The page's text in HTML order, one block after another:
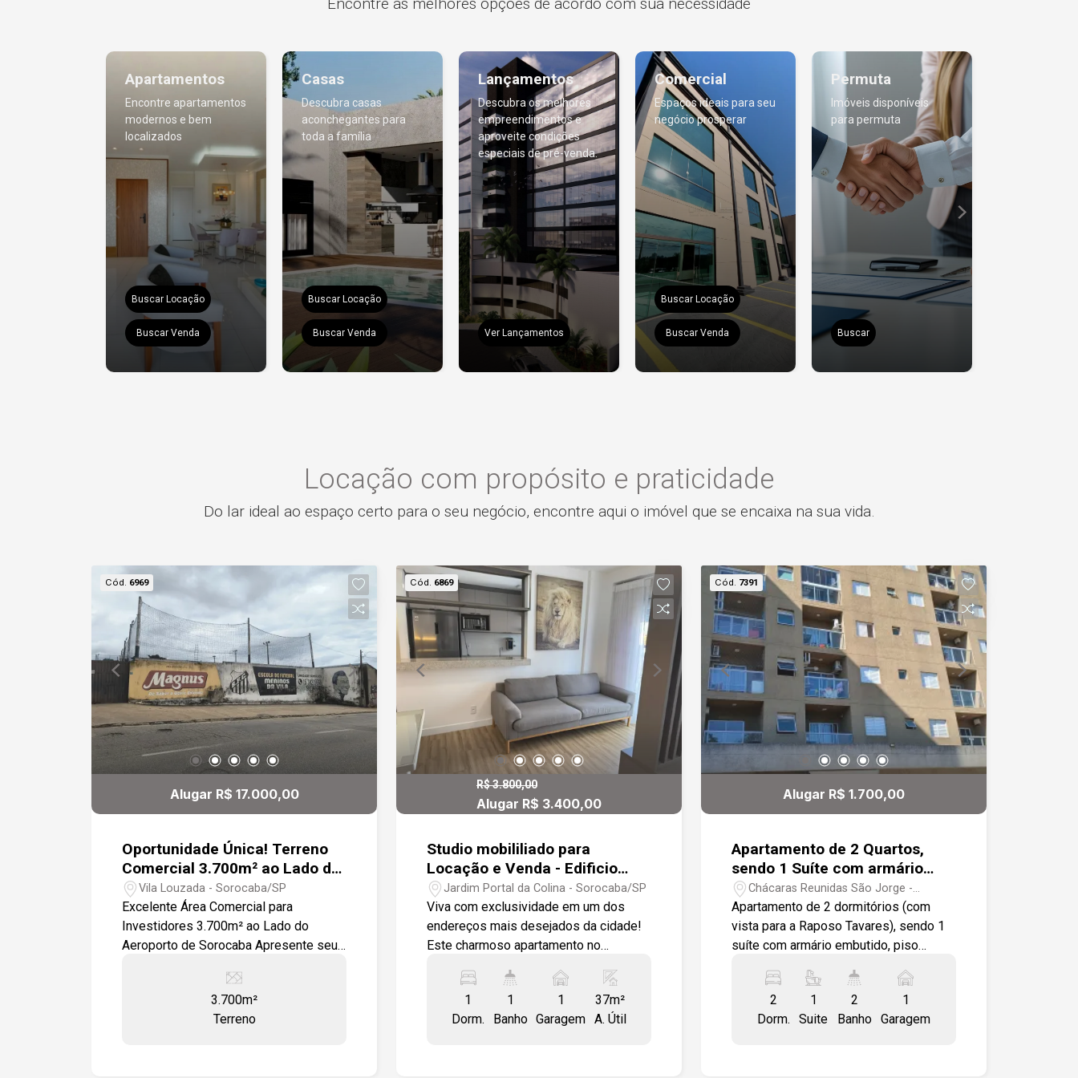
Encontre as melhores opções de acordo com sua necessidade
Apartamentos
Encontre apartamentos
modernos e bem
localizados
Buscar Locação
Buscar Venda
Casas
Descubra casas
aconchegantes para
toda a família
Buscar Locação
Buscar Venda
Lançamentos
Descubra os melhores
empreendimentos e
aproveite condições
especiais de pré-venda.
Ver Lançamentos
Comercial
Espaços ideais para seu
negócio prosperar
Buscar Locação
Buscar Venda
Permuta
Imóveis disponíveis
para permuta
Buscar
Locação com propósito e praticidade
Do lar ideal ao espaço certo para o seu negócio, encontre aqui o imóvel que se encaixa na sua vida.
Cód. 6969
Alugar R$ 17.000,00
Oportunidade Única! Terreno
Comercial 3.700m² ao Lado do
Aeroporto
Vila Louzada - Sorocaba/SP
Excelente Área Comercial para
Investidores 3.700m² ao Lado do
Aeroporto de Sorocaba Apresente seu
comercial com 3.700m², localizado em
região de alto crescimento e
valorização, ao lado do Aeroporto de
3.700m²
Terreno
Cód. 6869
R$ 3.800,00
Alugar R$ 3.400,00
Studio mobililiado para
Locação e Venda - Edificio
Notting Hill- Parque Campolim-
Sorocaba
Jardim Portal da Colina - Sorocaba/SP
Viva com exclusividade em um dos
endereços mais desejados da cidade!
Este charmoso apartamento no
oferece o equilíbrio perfeito entre
praticidade, lazer completo e uma
localização privilegiada. Com
1
Dorm.
1
Banho
1
Garagem
37m²
A. Útil
Cód. 7391
Alugar R$ 1.700,00
Apartamento de 2 Quartos,
sendo 1 Suíte com armário
planejado de 53,42m² no bairro
Chácara Reunidas São Jorge
Chácaras Reunidas São Jorge -
Sorocaba/SP
Apartamento de 2 dormitórios (com
vista para a Raposo Tavares), sendo 1
suíte com armário embutido, piso
Varanda com pia, Cozinha Americana
em piso frio, com armário, gabinete
Lavanderia em piso frio com tanque
2
Dorm.
1
Suite
2
Banho
1
Garagem